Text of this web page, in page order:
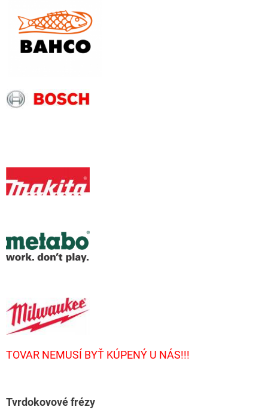
TOVAR NEMUSÍ BYŤ KÚPENÝ U NÁS!!!
Tvrdokovové frézy